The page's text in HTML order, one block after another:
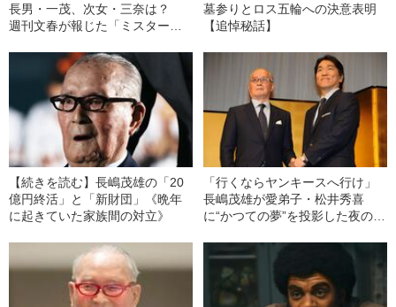
長男・一茂、次女・三奈は？
週刊文春が報じた「ミスターと4
墓参りとロス五輪への決意表明
【追悼秘話】
【続きを読む】長嶋茂雄の「20
億円終活」と「新財団」《晩年
に起きていた家族間の対立》
「行くならヤンキースへ行け」
長嶋茂雄が愛弟子・松井秀喜
に“かつての夢”を投影した夜のこ